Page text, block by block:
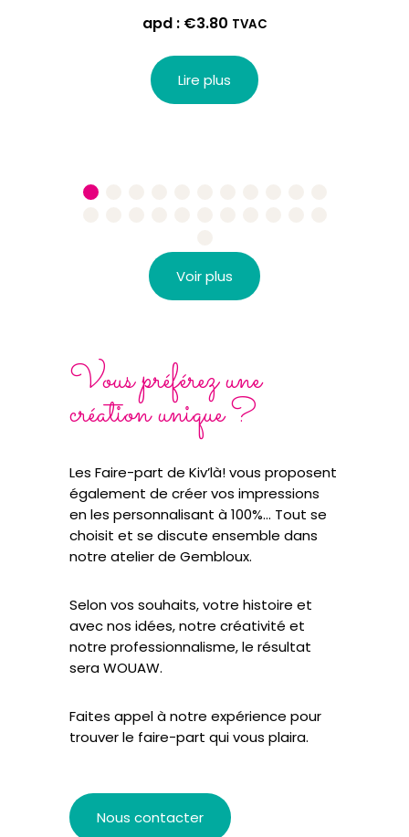
apd : €3.80 TVAC
Lire plus
Voir plus
Vous préférez une
création unique ?
Les Faire-part de Kiv’là! vous proposent
également de créer vos impressions
en les personnalisant à 100%… Tout se
choisit et se discute ensemble dans
notre atelier de Gembloux.
Selon vos souhaits, votre histoire et
avec nos idées, notre créativité et
notre professionnalisme, le résultat
sera WOUAW.
Faites appel à notre expérience pour
trouver le faire-part qui vous plaira.
Nous contacter